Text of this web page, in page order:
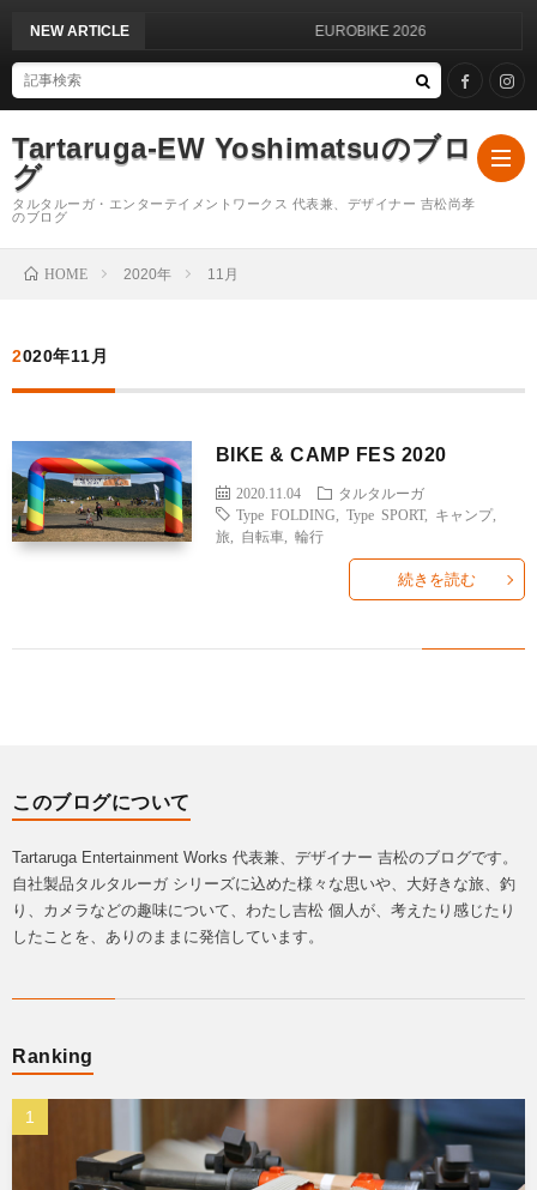
Tartaruga-EW Yoshimatsuのブロ
グ
タルタルーガ・エンターテイメントワークス 代表兼、デザイナー 吉松尚孝
のブログ
NEW ARTICLE EUROBIKE 2026
HOME 2020年 11月
2020年11月
BIKE & CAMP FES 2020
2020.11.04
タルタルーガ
Type FOLDING
Type SPORT, キャンプ,
旅
自転車 輪行
続きを読む
このブログについて
Tartaruga Entertainment Works 代表兼、デザイナー 吉松のブログです。
自社製品タルタルーガ シリーズに込めた様々な思いや、大好きな旅、釣
り、カメラなどの趣味について、わたし吉松 個人が、考えたり感じたり
したことを、ありのままに発信しています。
Ranking